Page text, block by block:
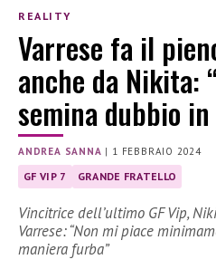
REALITY
Varrese fa il
anche da Nikita:
semina dubbio
ANDREA SANNA | 1 FEBBRAIO 2024
GF VIP 7 GRANDE FRATELLO
Vincitrice dell’ultimo GF Vip,
Varrese: “Non mi piace
maniera furba”